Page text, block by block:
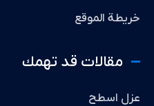
خريطة الموقع
مقالات قد تهمك
عزل اسطح